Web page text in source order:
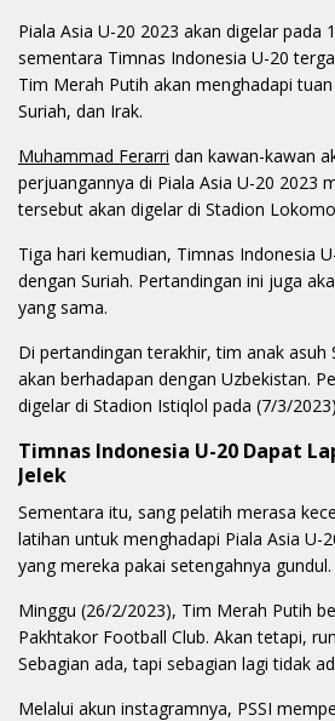
Piala Asia U-20 2023 akan digelar pada
sementara Timnas Indonesia U-20
Tim Merah Putih akan menghadapi
Suriah, dan Irak.
Muhammad Ferarri dan kawan-kawan
perjuangannya di Piala Asia U-20 2023
tersebut akan digelar di Stadion
Tiga hari kemudian, Timnas Indonesia
dengan Suriah. Pertandingan ini juga
yang sama.
Di pertandingan terakhir, tim anak asuh
akan berhadapan dengan Uzbekistan.
digelar di Stadion Istiqlol pada (7/3/
Timnas Indonesia U-20 Dapat
Jelek
Sementara itu, sang pelatih merasa
latihan untuk menghadapi Piala Asia U-
yang mereka pakai setengahnya gundul.
Minggu (26/2/2023), Tim Merah Putih
Pakhtakor Football Club. Akan tetapi,
Sebagian ada, tapi sebagian lagi tidak
Melalui akun instagramnya, PSSI